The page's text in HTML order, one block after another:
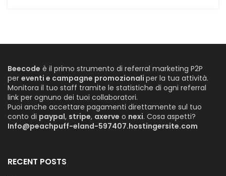
Beecode è il primo strumento di referral marketing P2P
per eventi e campagne promozionali per la tua attività.
Monitora il tuo staff tramite le statistiche di ogni referral
link per ognuno dei tuoi collaboratori.
Puoi anche accettare pagamenti direttamente sul tuo
conto di paypal, stripe, axerve o nexi. Cosa aspetti?
Info@peachpuff-eland-597407.hostingersite.com
RECENT POSTS